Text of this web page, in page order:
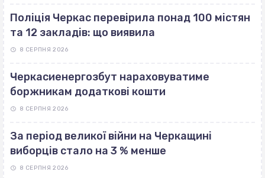
Поліція Черкас перевірила понад 100 містян
та 12 закладів: що виявила
8 СЕРПНЯ 2026
Черкасиенергозбут нараховуватиме
боржникам додаткові кошти
8 СЕРПНЯ 2026
За період великої війни на Черкащині
виборців стало на 3 % менше
8 СЕРПНЯ 2026